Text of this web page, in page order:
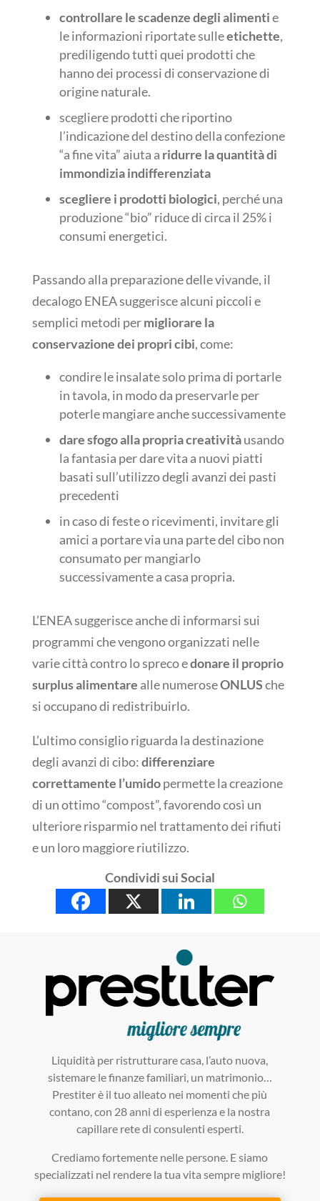
controllare le scadenze degli alimentie
le informazioni riportate sulleetichette,
prediligendo tutti quei prodotti che
hanno dei processi di conservazione di
origine naturale.
scegliere prodotti che riportino
l’indicazione del destino della confezione
“a fine vita” aiuta a ridurre la quantità di
immondizia indifferenziata
scegliere i prodotti biologici, perché una
produzione “bio” riduce di circa il 25% i
consumi energetici.
Passando alla preparazione delle vivande, il
decalogo ENEA suggerisce alcuni piccoli e
semplici metodi permigliorare la
conservazione dei propri cibi, come:
condire le insalate solo prima di portarle
in tavola, in modo da preservarle per
poterle mangiare anche successivamente
dare sfogo alla propria creativitàusando
la fantasia per dare vita a nuovi piatti
basati sull’utilizzo degli avanzi dei pasti
precedenti
in caso di feste o ricevimenti, invitare gli
amici a portare via una parte del cibo non
consumato per mangiarlo
successivamente a casa propria.
L’ENEA suggerisce anche di informarsi sui
programmi che vengono organizzati nelle
varie città contro lo spreco edonare il proprio
surplus alimentare alle numeroseONLUSche
si occupano di redistribuirlo.
L’ultimo consiglio riguarda la destinazione
degli avanzi di cibo:differenziare
correttamente l’umidopermette la creazione
di un ottimo “compost”, favorendo così un
ulteriore risparmio nel trattamento dei rifiuti
e un loro maggiore riutilizzo.
Condividi sui Social
Liquidità per ristrutturare casa, l’auto nuova,
sistemare le finanze familiari, un matrimonio…
Prestiter è il tuo alleato nei momenti che più
contano, con 28 anni di esperienza e la nostra
capillare rete di consulenti esperti.
Crediamo fortemente nelle persone. E siamo
specializzati nel rendere la tua vita sempre migliore!